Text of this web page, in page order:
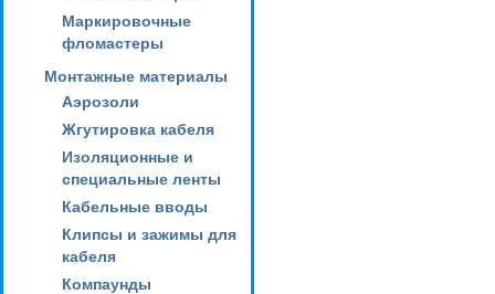
Маркировочные
фломастеры
Монтажные материалы
Аэрозоли
Жгутировка кабеля
Изоляционные и
специальные ленты
Кабельные вводы
Клипсы и зажимы для
кабеля
Компаунды